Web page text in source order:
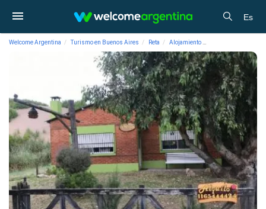
Es
Welcome Argentina Turismo en Buenos Aires Reta Alojamiento